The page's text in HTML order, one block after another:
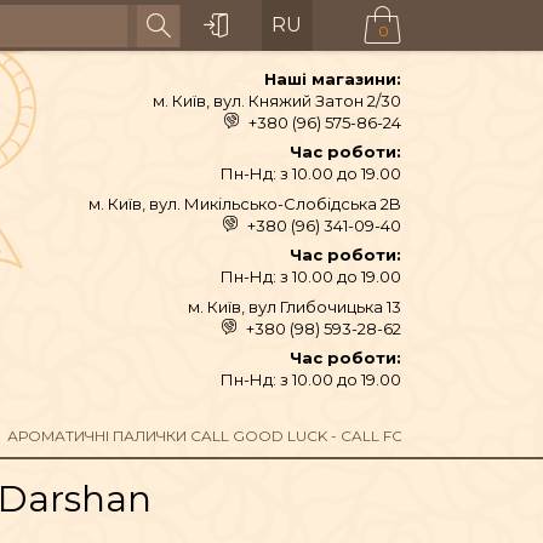
RU 0
Наші магазини:
м. Київ, вул. Княжий Затон 2/30
+380 (96) 575-86-24
Час роботи:
Пн-Нд: з 10.00 до 19.00
м. Київ, вул. Микільсько-Слобідська 2B
+380 (96) 341-09-40
Час роботи:
Пн-Нд: з 10.00 до 19.00
м. Київ, вул Глибочицька 13
+380 (98) 593-28-62
Час роботи:
Пн-Нд: з 10.00 до 19.00
ТА ДЗВОНИ
АРОМАТИЧНІ ПАЛИЧКИ CALL GOOD LUCK - CALL FORTUNE DARSHAN